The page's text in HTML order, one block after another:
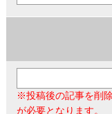
※投稿後の記事を削除
が必要となります。